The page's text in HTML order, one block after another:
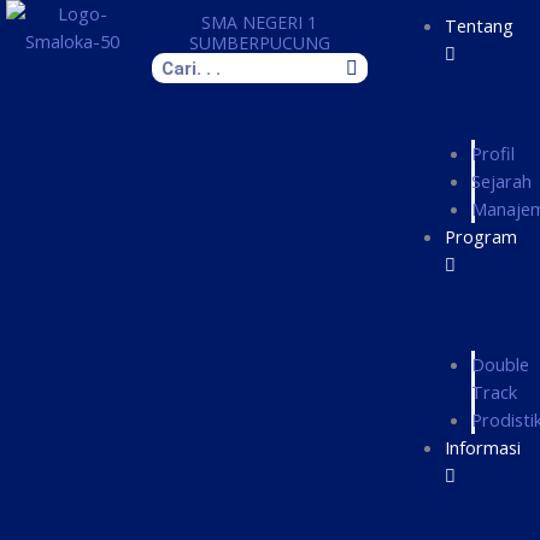
Skip
SMA NEGERI 1
SUMBERPUCUNG
Search
Tentang
Profil
Sejarah
Program
Double
Track
Informasi